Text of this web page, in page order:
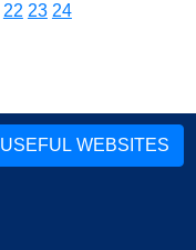
22 23 24
USEFUL WEBSITES